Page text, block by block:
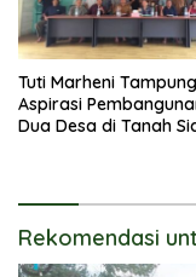
Tuti Marheni Tampung
Aspirasi
Dua Desa di Tanah
Rekomendasi